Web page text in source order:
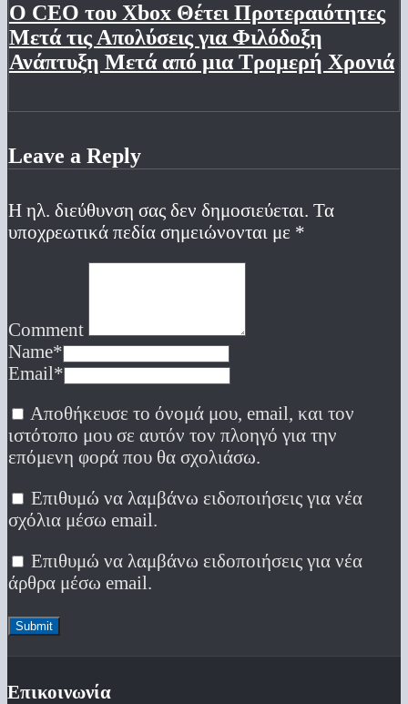
Ο CEO του Xbox Θέτει Προτεραιότητες
Μετά τις Απολύσεις για Φιλόδοξη
Ανάπτυξη Μετά από μια Τρομερή Χρονιά
Leave a Reply
Η ηλ. διεύθυνση σας δεν δημοσιεύεται. Τα
υποχρεωτικά πεδία σημειώνονται με *
Comment
Name*
Email*
Αποθήκευσε το όνομά μου, email, και τον
ιστότοπο μου σε αυτόν τον πλοηγό για την
επόμενη φορά που θα σχολιάσω.
Επιθυμώ να λαμβάνω ειδοποιήσεις για νέα
σχόλια μέσω email.
Επιθυμώ να λαμβάνω ειδοποιήσεις για νέα
άρθρα μέσω email.
Επικοινωνία